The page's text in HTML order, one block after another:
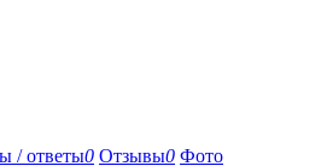
/ ответы0 Отзывы0 Фото